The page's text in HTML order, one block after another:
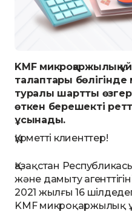
KMF микроқаржылық
талаптары
туралы шартты
өткен берешекті
ұсынады.
Құрметті клиенттер!
Қазақстан
және дамыту
2021 жылғы 16
KMF микроқаржылық